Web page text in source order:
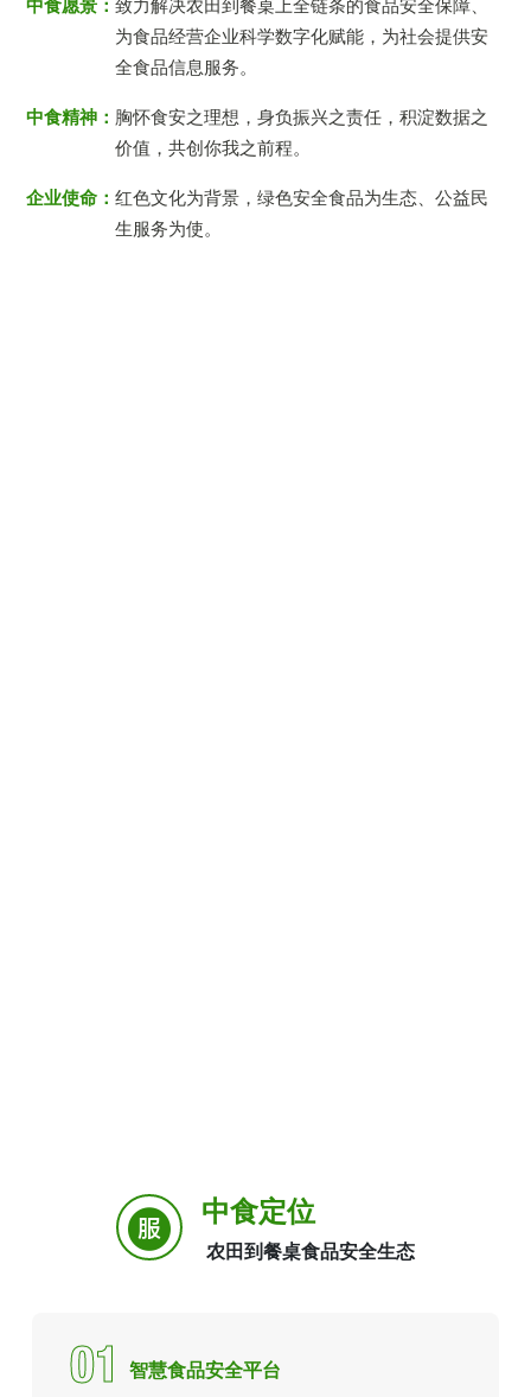
中食愿景：致力解决农田到餐桌上全链条的食品安全保障、
为食品经营企业科学数字化赋能，为社会提供安
全食品信息服务。
中食精神： 胸怀食安之理想，身负振兴之责任，积淀数据之
价值，共创你我之前程。
企业使命：红色文化为背景，绿色安全食品为生态、公益民
生服务为使。
中食定位
农田到餐桌食品安全生态
01 智慧食品安全平台